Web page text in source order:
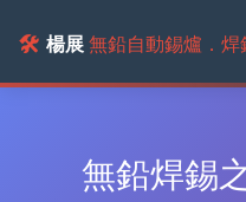
🛠️ 楊展無鉛自動錫爐．焊
無鉛焊錫